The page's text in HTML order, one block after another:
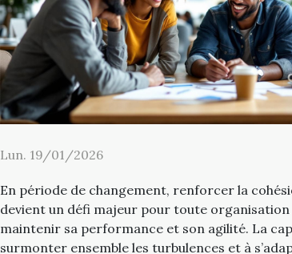
Lun. 19/01/2026
En période de changement, renforcer la
devient un défi majeur pour toute organisation
maintenir sa performance et son agilité. La
surmonter ensemble les turbulences et à